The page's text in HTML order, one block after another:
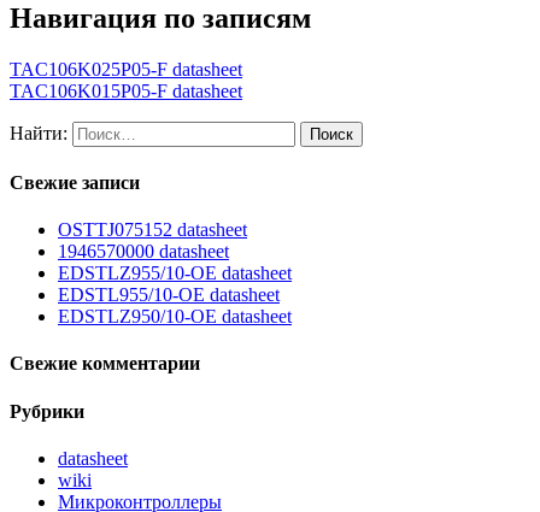
Навигация по записям
TAC106K025P05-F datasheet
TAC106K015P05-F datasheet
Найти:
Свежие записи
OSTTJ075152 datasheet
1946570000 datasheet
EDSTLZ955/10-OE datasheet
EDSTL955/10-OE datasheet
EDSTLZ950/10-OE datasheet
Свежие комментарии
Рубрики
datasheet
wiki
Микроконтроллеры